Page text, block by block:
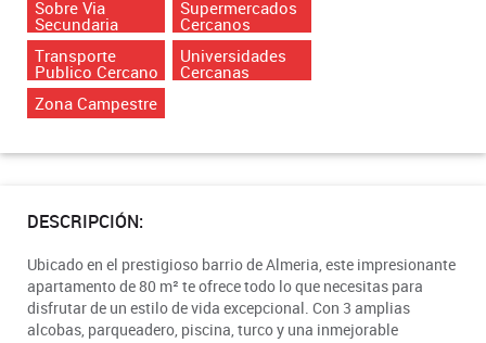
Sobre Via
Secundaria
Supermercados
Cercanos
Transporte
Publico Cercano
Universidades
Cercanas
Zona Campestre
DESCRIPCIÓN:
Ubicado en el prestigioso barrio de Almeria, este impresionante
apartamento de 80 m² te ofrece todo lo que necesitas para
disfrutar de un estilo de vida excepcional. Con 3 amplias
alcobas, parqueadero, piscina, turco y una inmejorable